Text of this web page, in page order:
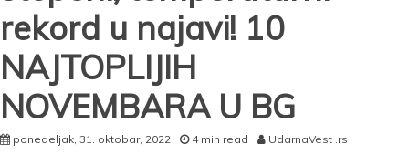
rekord u najavi! 10
NAJTOPLIJIH
NOVEMBARA U BG
ponedeljak, 31. oktobar, 2022 4 min read UdarnaVest .rs